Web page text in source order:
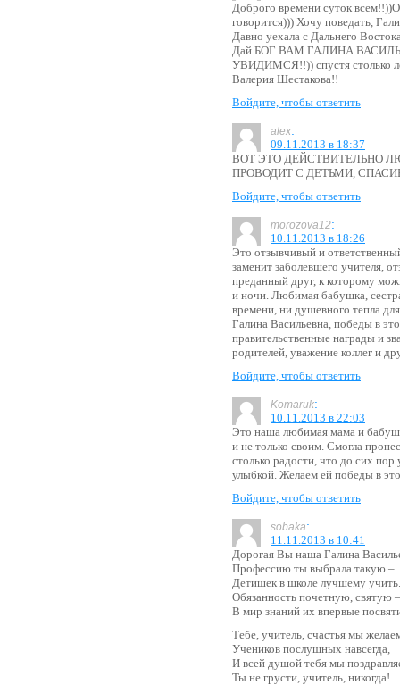
Доброго времени суток
говорится))) Хочу поведать,
Давно уехала с Дальнего
Дай БОГ ВАМ ГАЛИНА
УВИДИМСЯ!!)) спустя
Валерия Шестакова!!
Войдите, чтобы ответить
alex:
09.11.2013 в 18:37
ВОТ ЭТО ДЕЙСТВИТЕЛЬНО
ПРОВОДИТ С ДЕТЬМИ,
Войдите, чтобы ответить
morozova12:
10.11.2013 в 18:26
Это отзывчивый и
заменит заболевшего учителя,
преданный друг, к которому
и ночи. Любимая бабушка,
времени, ни душевного тепла
Галина Васильевна, победы в
правительственные награды и
родителей, уважение коллег и
Войдите, чтобы ответить
Komaruk:
10.11.2013 в 22:03
Это наша любимая мама и
и не только своим. Смогла
столько радости, что до сих
улыбкой. Желаем ей победы в
Войдите, чтобы ответить
sobaka:
11.11.2013 в 10:41
Дорогая Вы наша Галина
Профессию ты выбрала такую –
Детишек в школе лучшему учить.
Обязанность почетную, святую –
В мир знаний их впервые
Тебе, учитель, счастья мы
Учеников послушных навсегда,
И всей душой тебя мы
Ты не грусти, учитель, никогда!